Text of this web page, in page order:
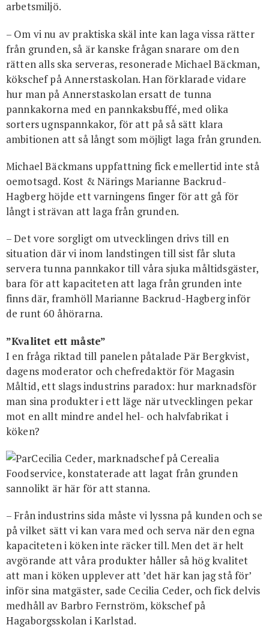
arbetsmiljö.
– Om vi nu av praktiska skäl inte kan laga vissa rätter
från grunden, så är kanske frågan snarare om den
rätten alls ska serveras, resonerade Michael Bäckman,
kökschef på Annerstaskolan. Han förklarade vidare
hur man på Annerstaskolan ersatt de tunna
pannkakorna med en pannkaksbuffé, med olika
sorters ugnspannkakor, för att på så sätt klara
ambitionen att så långt som möjligt laga från grunden.
Michael Bäckmans uppfattning fick emellertid inte stå
oemotsagd. Kost & Närings Marianne Backrud-
Hagberg höjde ett varningens finger för att gå för
långt i strävan att laga från grunden.
– Det vore sorgligt om utvecklingen drivs till en
situation där vi inom landstingen till sist får sluta
servera tunna pannkakor till våra sjuka måltidsgäster,
bara för att kapaciteten att laga från grunden inte
finns där, framhöll Marianne Backrud-Hagberg inför
de runt 60 åhörarna.
”Kvalitet ett måste”
I en fråga riktad till panelen påtalade Pär Bergkvist,
dagens moderator och chefredaktör för Magasin
Måltid, ett slags industrins paradox: hur marknadsför
man sina produkter i ett läge när utvecklingen pekar
mot en allt mindre andel hel- och halvfabrikat i
köken?
Cecilia Ceder, marknadschef på Cerealia
Foodservice, konstaterade att lagat från grunden
sannolikt är här för att stanna.
– Från industrins sida måste vi lyssna på kunden och se
på vilket sätt vi kan vara med och serva när den egna
kapaciteten i köken inte räcker till. Men det är helt
avgörande att våra produkter håller så hög kvalitet
att man i köken upplever att ’det här kan jag stå för’
inför sina matgäster, sade Cecilia Ceder, och fick delvis
medhåll av Barbro Fernström, kökschef på
Hagaborgsskolan i Karlstad.